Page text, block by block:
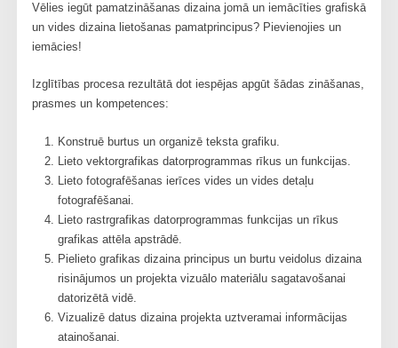
Vēlies iegūt pamatzināšanas dizaina jomā un iemācīties grafiskā
un vides dizaina lietošanas pamatprincipus? Pievienojies un
iemācies!
Izglītības procesa rezultātā dot iespējas apgūt šādas zināšanas,
prasmes un kompetences:
Konstruē burtus un organizē teksta grafiku.
Lieto vektorgrafikas datorprogrammas rīkus un funkcijas.
Lieto fotografēšanas ierīces vides un vides detaļu
fotografēšanai.
Lieto rastrgrafikas datorprogrammas funkcijas un rīkus
grafikas attēla apstrādē.
Pielieto grafikas dizaina principus un burtu veidolus dizaina
risinājumos un projekta vizuālo materiālu sagatavošanai
datorizētā vidē.
Vizualizē datus dizaina projekta uztveramai informācijas
atainošanai.